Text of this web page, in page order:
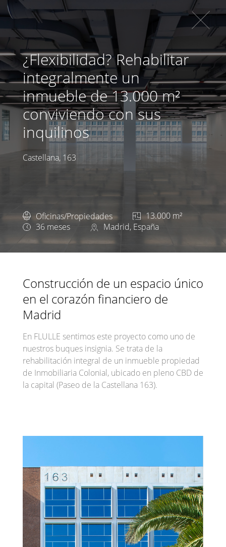
¿Flexibilidad? Rehabilitar
integralmente un
inmueble de 13.000 m²
conviviendo con sus
inquilinos
Castellana, 163
Oficinas/Propiedades
13.000 m²
36 meses
Madrid, España
Construcción de un espacio único
en el corazón financiero de
Madrid
En FLULLE sentimos este proyecto como uno de
nuestros buques insignia. Se trata de la
rehabilitación integral de un inmueble propiedad
de Inmobiliaria Colonial, ubicado en pleno CBD de
la capital (Paseo de la Castellana 163).